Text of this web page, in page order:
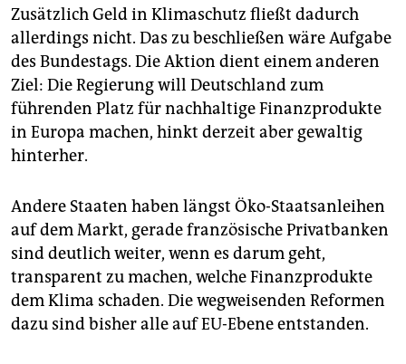
Zusätzlich Geld in Klimaschutz fließt dadurch
allerdings nicht. Das zu beschließen wäre Aufgabe
des Bundestags. Die Aktion dient einem anderen
Ziel: Die Regierung will Deutschland zum
führenden Platz für nachhaltige Finanzprodukte
in Europa machen, hinkt derzeit aber gewaltig
hinterher.
Andere Staaten haben längst Öko-Staatsanleihen
auf dem Markt, gerade französische Privatbanken
sind deutlich weiter, wenn es darum geht,
transparent zu machen, welche Finanzprodukte
dem Klima schaden. Die wegweisenden Reformen
dazu sind bisher alle auf EU-Ebene entstanden.